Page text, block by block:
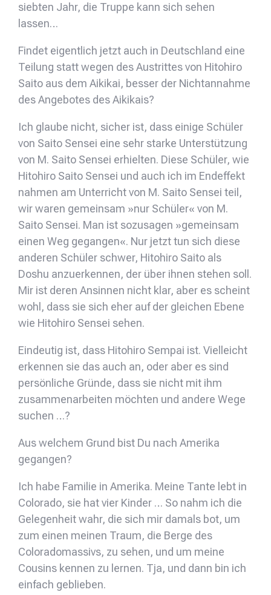
siebten Jahr, die Truppe kann sich sehen
lassen…
Findet eigentlich jetzt auch in Deutschland eine
Teilung statt wegen des Austrittes von Hitohiro
Saito aus dem Aikikai, besser der Nichtannahme
des Angebotes des Aikikais?
Ich glaube nicht, sicher ist, dass einige Schüler
von Saito Sensei eine sehr starke Unterstützung
von M. Saito Sensei erhielten. Diese Schüler, wie
Hitohiro Saito Sensei und auch ich im Endeffekt
nahmen am Unterricht von M. Saito Sensei teil,
wir waren gemeinsam »nur Schüler« von M.
Saito Sensei. Man ist sozusagen »gemeinsam
einen Weg gegangen«. Nur jetzt tun sich diese
anderen Schüler schwer, Hitohiro Saito als
Doshu anzuerkennen, der über ihnen stehen soll.
Mir ist deren Ansinnen nicht klar, aber es scheint
wohl, dass sie sich eher auf der gleichen Ebene
wie Hitohiro Sensei sehen.
Eindeutig ist, dass Hitohiro Sempai ist. Vielleicht
erkennen sie das auch an, oder aber es sind
persönliche Gründe, dass sie nicht mit ihm
zusammenarbeiten möchten und andere Wege
suchen …?
Aus welchem Grund bist Du nach Amerika
gegangen?
Ich habe Familie in Amerika. Meine Tante lebt in
Colorado, sie hat vier Kinder … So nahm ich die
Gelegenheit wahr, die sich mir damals bot, um
zum einen meinen Traum, die Berge des
Coloradomassivs, zu sehen, und um meine
Cousins kennen zu lernen. Tja, und dann bin ich
einfach geblieben.